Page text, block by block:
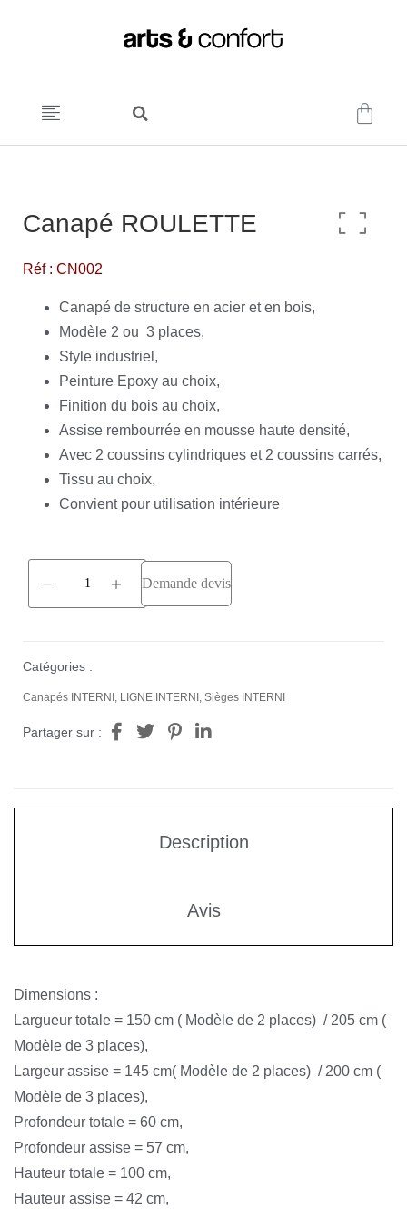
Canapé ROULETTE
Réf : CN002
Canapé de structure en acier et en bois,
Modèle 2 ou 3 places,
Style industriel,
Peinture Epoxy au choix,
Finition du bois au choix,
Assise rembourrée en mousse haute densité,
Avec 2 coussins cylindriques et 2 coussins carrés,
Tissu au choix,
Convient pour utilisation intérieure
Demande devis
Catégories :
Canapés INTERNI LIGNE INTERNI Sièges INTERNI
Partager sur :
Description
Avis
Dimensions :
Largueur totale = 150 cm ( Modèle de 2 places) / 205 cm (
Modèle de 3 places),
Largeur assise = 145 cm( Modèle de 2 places) / 200 cm (
Modèle de 3 places),
Profondeur totale = 60 cm,
Profondeur assise = 57 cm,
Hauteur totale = 100 cm,
Hauteur assise = 42 cm,